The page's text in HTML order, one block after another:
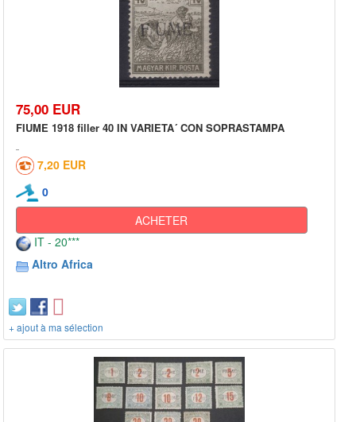
75,00 EUR
FIUME 1918 filler 40 IN VARIETA´ CON SOPRASTAMPA
7,20 EUR
0
ACHETER
IT - 20***
Altro Africa
+ ajout à ma sélection